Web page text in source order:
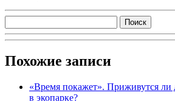
Похожие записи
«Время покажет». Приживутся ли
в экопарке?